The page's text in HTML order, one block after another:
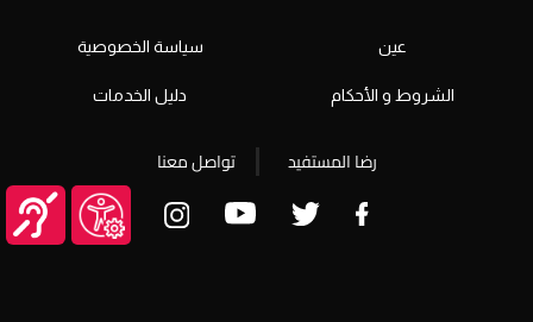
عين
الشروط و الأحكام
سياسة الخصوصية
دليل الخدمات
رضا المستفيد تواصل معنا